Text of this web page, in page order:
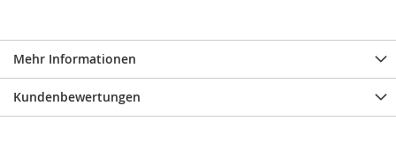
Mehr Informationen
Kundenbewertungen